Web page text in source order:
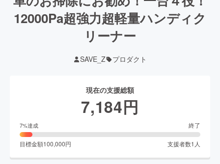
12000Pa超強力超軽量ハンディク
リーナー
SAVE_Z プロダクト
現在の支援総額
7,184円
7%達成 終了
目標金額100,000円 支援者数1 人